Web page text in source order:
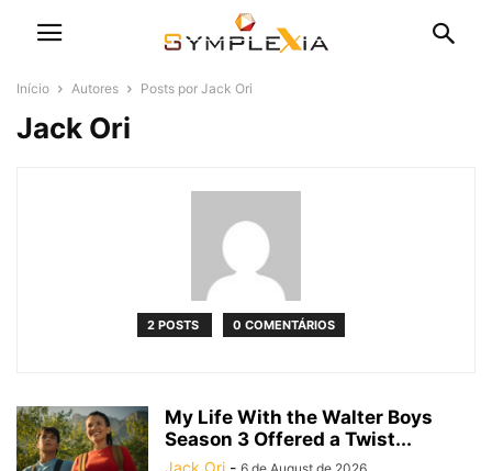
Início Autores Posts por Jack Ori
Jack Ori
2 POSTS 0 COMENTÁRIOS
My Life With the Walter Boys
Season 3 Offered a Twist...
Jack Ori -